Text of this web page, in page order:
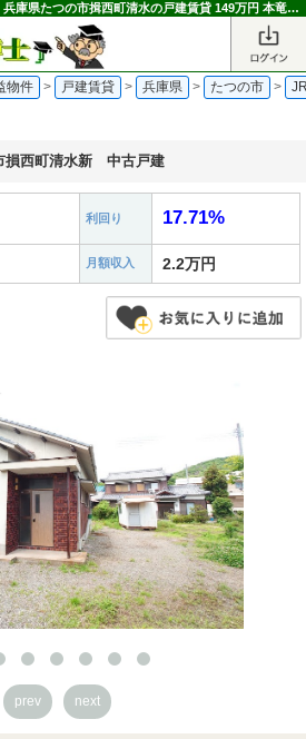
たつの市損西町清水新 中古戸建｜兵庫県たつの市揖西町清水の戸建賃貸 149万円 本竜野駅｜不動産投資博士
物件 > 戸建賃貸 > 兵庫県 > たつの市 >
損西町清水新 中古戸建
利回り 17.71%
月額収入 2.2万円
prev next